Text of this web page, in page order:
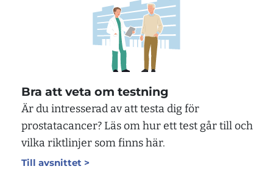
Bra att veta om testning
Är du intresserad av att testa dig för
prostatacancer? Läs om hur ett test går till och
vilka riktlinjer som finns här.
Till avsnittet >